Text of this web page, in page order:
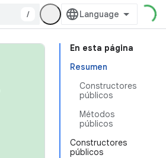
/
En esta página
Resumen
Constructores
públicos
Métodos
públicos
Constructores
públicos